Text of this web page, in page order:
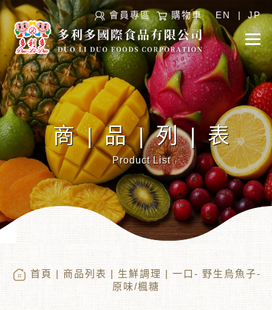
會員專區 購物車 EN JP
商|品|列|表
Product List
首頁 商品列表 生鮮調理
| 一口- 野生烏魚子-
原味/楓糖